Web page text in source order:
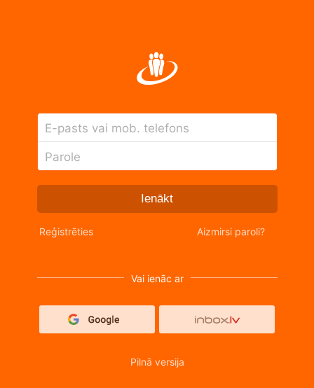
E-pasts vai mob. telefons
Parole
Ienākt
Reģistrēties Aizmirsi paroli?
Vai ienāc ar
Pilnā versija